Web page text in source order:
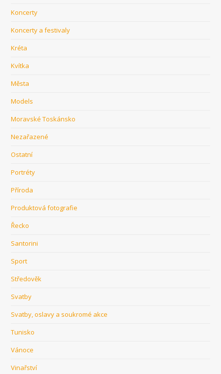
Koncerty
Koncerty a festivaly
Kréta
Kvítka
Města
Models
Moravské Toskánsko
Nezařazené
Ostatní
Portréty
Příroda
Produktová fotografie
Řecko
Santorini
Sport
Středověk
Svatby
Svatby, oslavy a soukromé akce
Tunisko
Vánoce
Vinařství